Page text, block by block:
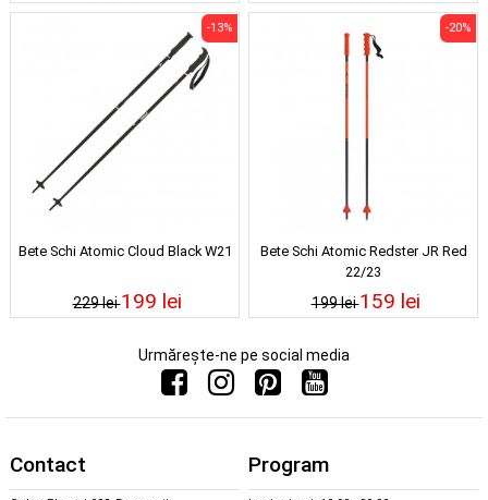
Bete Schi Atomic Cloud Black W21
229 lei
-13%
199 lei
Bete Schi Atomic Redster JR Red
22/23
199 lei
-20%
159 lei
Urmărește-ne pe social media
Contact Program